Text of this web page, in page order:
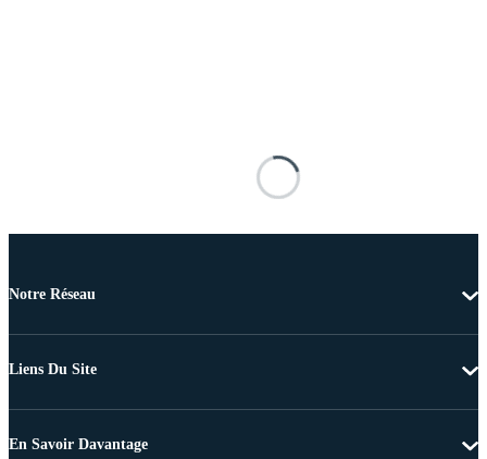
Notre Réseau
Liens Du Site
En Savoir Davantage